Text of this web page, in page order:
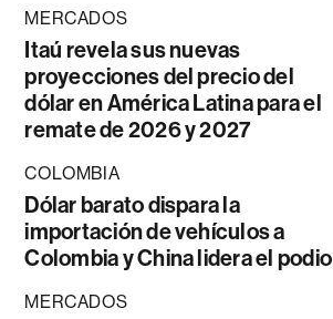
MERCADOS
Itaú revela sus nuevas
proyecciones del precio del
dólar en América Latina para el
remate de 2026 y 2027
COLOMBIA
Dólar barato dispara la
importación de vehículos a
Colombia y China lidera el podio
MERCADOS